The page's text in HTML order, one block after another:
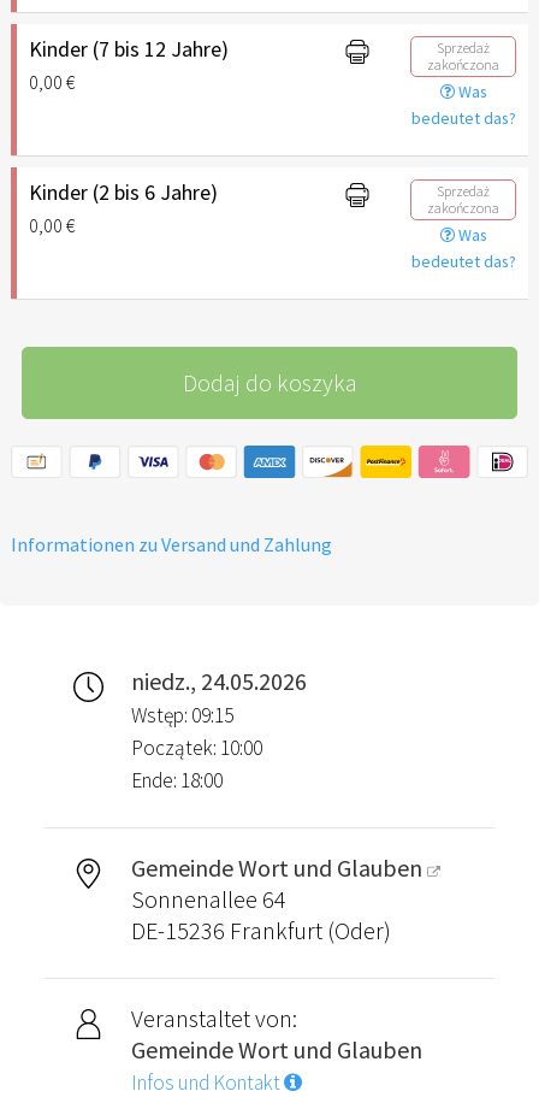
Kinder (7 bis 12 Jahre)
0,00 €
Sprzedaż
zakończona
Was
bedeutet das?
Kinder (2 bis 6 Jahre)
0,00 €
Sprzedaż
zakończona
Was
bedeutet das?
Dodaj do koszyka
Informationen zu Versand und Zahlung
niedz., 24.05.2026
Wstęp: 09:15
Początek: 10:00
Ende: 18:00
Gemeinde Wort und Glauben
Sonnenallee 64
DE-15236 Frankfurt (Oder)
Veranstaltet von:
Gemeinde Wort und Glauben
Infos und Kontakt